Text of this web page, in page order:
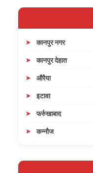
कानपुर नगर
कानपुर देहात
औरैया
इटावा
फर्रुखाबाद
कन्नौज